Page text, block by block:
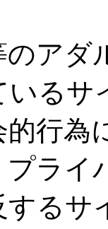
のアダ
いるサ
行為
プライ
するサ